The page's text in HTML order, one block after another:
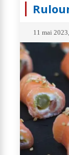
11 mai 2023